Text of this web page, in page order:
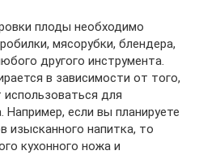
плоды необходимо
мясорубки, блендера,
другого инструмента.
в зависимости от того,
для
если вы планируете
изысканного напитка, то
кухонного ножа и